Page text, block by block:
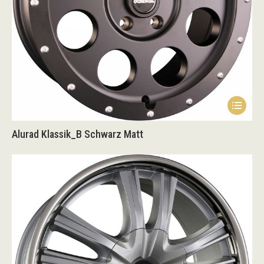
Dieses
Die
können
auf
Alurad Klassik_B Schwarz Matt